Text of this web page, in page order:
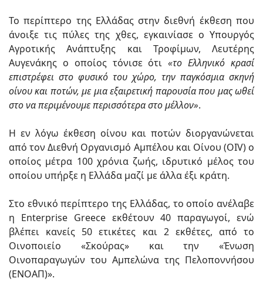
Το περίπτερο της Ελλάδας στην διεθνή έκθεση που
άνοιξε τις πύλες της χθες, εγκαινίασε ο Υπουργός
Αγροτικής Ανάπτυξης και Τροφίμων, Λευτέρης
Αυγενάκης ο οποίος τόνισε ότι«το Ελληνικό κρασί
επιστρέφει στο φυσικό του χώρο, την παγκόσμια σκηνή
οίνου και ποτών, με μια εξαιρετική παρουσία που μας ωθεί
στο να περιμένουμε περισσότερα στο μέλλον».
Η εν λόγω έκθεση οίνου και ποτών διοργανώνεται
από τον Διεθνή Οργανισμό Αμπέλου και Οίνου (OIV) ο
οποίος μέτρα 100 χρόνια ζωής, ιδρυτικό μέλος του
οποίου υπήρξε η Ελλάδα μαζί με άλλα έξι κράτη.
Στο εθνικό περίπτερο της Ελλάδας, το οποίο ανέλαβε
η Enterprise Greece εκθέτουν 40 παραγωγοί, ενώ
βλέπει κανείς 50 ετικέτες και 2 εκθέτες, από το
Οινοποιείο «Σκούρας» και την «Ένωση
Οινοπαραγωγών του Αμπελώνα της Πελοποννήσου
(ΕΝΟΑΠ)».